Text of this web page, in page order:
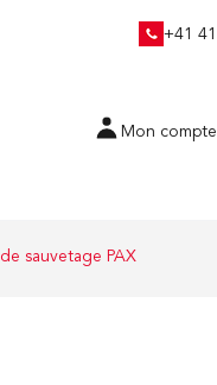
+41
Mon compte
sauvetage PAX